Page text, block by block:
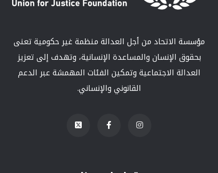
مؤسسة الاتحاد من أجل العدالة منظمة غير حكومية تعنى
بحقوق الإنسان والمساعدة الإنسانية، وتهدف إلى تعزيز
العدالة الاجتماعية وتمكين الفئات المهمشة عبر الدعم
القانوني والإنساني.